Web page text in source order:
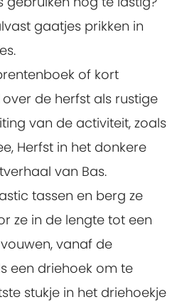
gaatjes prikken in
of kort
de herfst als rustige
van de activiteit, zoals
Herfst in het donkere
van Bas.
tassen en berg ze
ze in de lengte tot een
vanaf de
een driehoek om te
stukje in het driehoekje